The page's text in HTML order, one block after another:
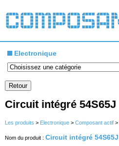
Electronique
Circuit intégré 54S65J
Les produits > Electronique > Composant actif >
Nom du produit : Circuit intégré 54S65J